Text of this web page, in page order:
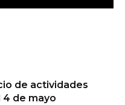
de actividades
4 de mayo